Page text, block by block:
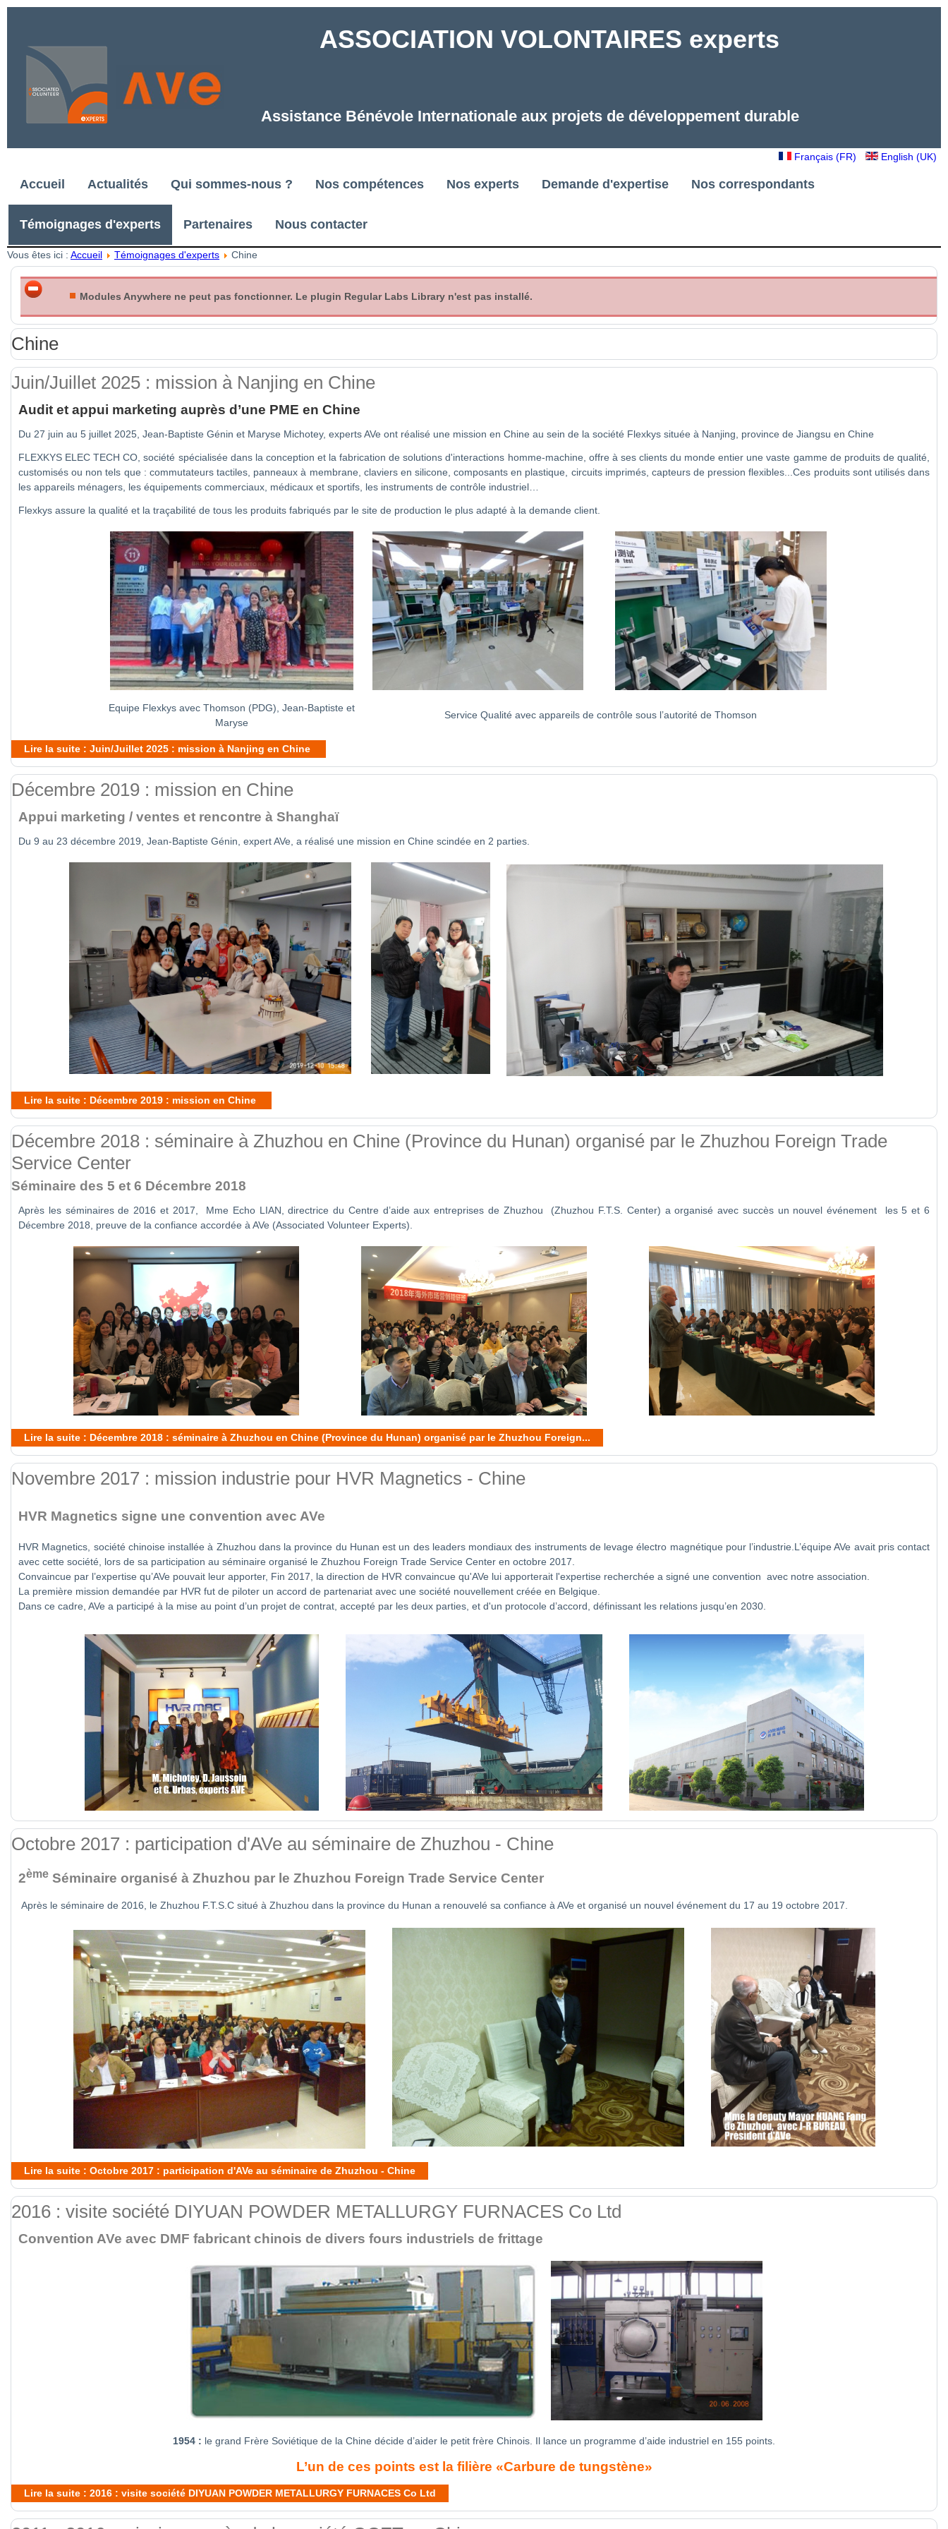
ASSOCIATION VOLONTAIRES experts
Assistance Bénévole Internationale aux projets de développement durable
Français (FR) English (UK)
Accueil Actualités Qui sommes-nous ? Nos compétences Nos experts Demande d'expertise Nos correspondants
Témoignages d'experts Partenaires Nous contacter
Vous êtes ici : Accueil Témoignages d'experts Chine
Modules Anywhere ne peut pas fonctionner. Le plugin Regular Labs Library n'est pas installé.
Chine
Juin/Juillet 2025 : mission à Nanjing en Chine
Audit et appui marketing auprès d’une PME en Chine
Du 27 juin au 5 juillet 2025, Jean-Baptiste Génin et Maryse Michotey, experts AVe ont réalisé une mission en Chine au sein de la société Flexkys située à Nanjing, province de Jiangsu en Chine
FLEXKYS ELEC TECH CO, société spécialisée dans la conception et la fabrication de solutions d'interactions homme-machine, offre à ses clients du monde entier une vaste gamme de produits de qualité,
customisés ou non tels que : commutateurs tactiles, panneaux à membrane, claviers en silicone, composants en plastique, circuits imprimés, capteurs de pression flexibles...Ces produits sont utilisés dans
les appareils ménagers, les équipements commerciaux, médicaux et sportifs, les instruments de contrôle industriel…
Flexkys assure la qualité et la traçabilité de tous les produits fabriqués par le site de production le plus adapté à la demande client.
Equipe Flexkys avec Thomson (PDG), Jean-Baptiste et
Maryse
Service Qualité avec appareils de contrôle sous l’autorité de Thomson
Lire la suite : Juin/Juillet 2025 : mission à Nanjing en Chine
Décembre 2019 : mission en Chine
Appui marketing / ventes et rencontre à Shanghaï
Du 9 au 23 décembre 2019, Jean-Baptiste Génin, expert AVe, a réalisé une mission en Chine scindée en 2 parties.
Lire la suite : Décembre 2019 : mission en Chine
Décembre 2018 : séminaire à Zhuzhou en Chine (Province du Hunan) organisé par le Zhuzhou Foreign Trade
Service Center
Séminaire des 5 et 6 Décembre 2018
Après les séminaires de 2016 et 2017, Mme Echo LIAN, directrice du Centre d’aide aux entreprises de Zhuzhou (Zhuzhou F.T.S. Center) a organisé avec succès un nouvel événement les 5 et 6
Décembre 2018, preuve de la confiance accordée à AVe (Associated Volunteer Experts).
Lire la suite : Décembre 2018 : séminaire à Zhuzhou en Chine (Province du Hunan) organisé par le Zhuzhou Foreign...
Novembre 2017 : mission industrie pour HVR Magnetics - Chine
HVR Magnetics signe une convention avec AVe
HVR Magnetics, société chinoise installée à Zhuzhou dans la province du Hunan est un des leaders mondiaux des instruments de levage électro magnétique pour l’industrie.L’équipe AVe avait pris contact
avec cette société, lors de sa participation au séminaire organisé le Zhuzhou Foreign Trade Service Center en octobre 2017.
Convaincue par l’expertise qu’AVe pouvait leur apporter, Fin 2017, la direction de HVR convaincue qu'AVe lui apporterait l'expertise recherchée a signé une convention avec notre association.
La première mission demandée par HVR fut de piloter un accord de partenariat avec une société nouvellement créée en Belgique.
Dans ce cadre, AVe a participé à la mise au point d’un projet de contrat, accepté par les deux parties, et d'un protocole d’accord, définissant les relations jusqu’en 2030.
Octobre 2017 : participation d'AVe au séminaire de Zhuzhou - Chine
2ème Séminaire organisé à Zhuzhou par le Zhuzhou Foreign Trade Service Center
Après le séminaire de 2016, le Zhuzhou F.T.S.C situé à Zhuzhou dans la province du Hunan a renouvelé sa confiance à AVe et organisé un nouvel événement du 17 au 19 octobre 2017.
Lire la suite : Octobre 2017 : participation d'AVe au séminaire de Zhuzhou - Chine
2016 : visite société DIYUAN POWDER METALLURGY FURNACES Co Ltd
Convention AVe avec DMF fabricant chinois de divers fours industriels de frittage
1954 : le grand Frère Soviétique de la Chine décide d’aider le petit frère Chinois. Il lance un programme d’aide industriel en 155 points.
L’un de ces points est la filière «Carbure de tungstène»
Lire la suite : 2016 : visite société DIYUAN POWDER METALLURGY FURNACES Co Ltd